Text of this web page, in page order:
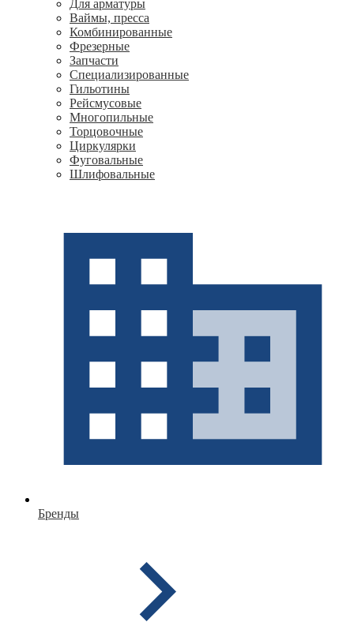
Для арматуры
Ваймы, пресса
Комбинированные
Фрезерные
Запчасти
Специализированные
Гильотины
Рейсмусовые
Многопильные
Торцовочные
Циркулярки
Фуговальные
Шлифовальные
Бренды